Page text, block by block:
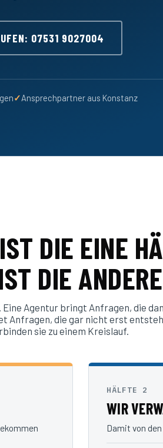
07531 9027004
✓Ansprechpartner aus Konstanz
DIE EINE
DIE
Agentur bringt Anfragen, die
Anfragen, die gar nicht erst
sie zu einem Kreislauf.
HÄLFTE 2
WIR
Damit von